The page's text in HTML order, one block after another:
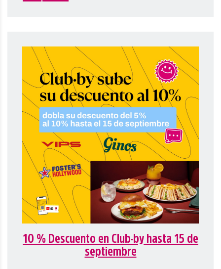
10 % Descuento en Club·by hasta 15 de
septiembre